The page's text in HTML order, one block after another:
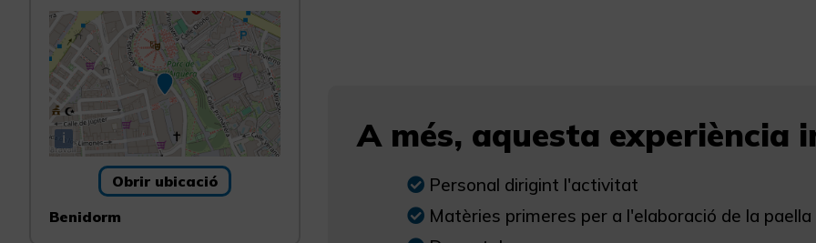
i
Obrir ubicació
Benidorm
A més, aquesta experiència
Personal dirigint l'activitat
Matèries primeres per a l'elaboració de la paella